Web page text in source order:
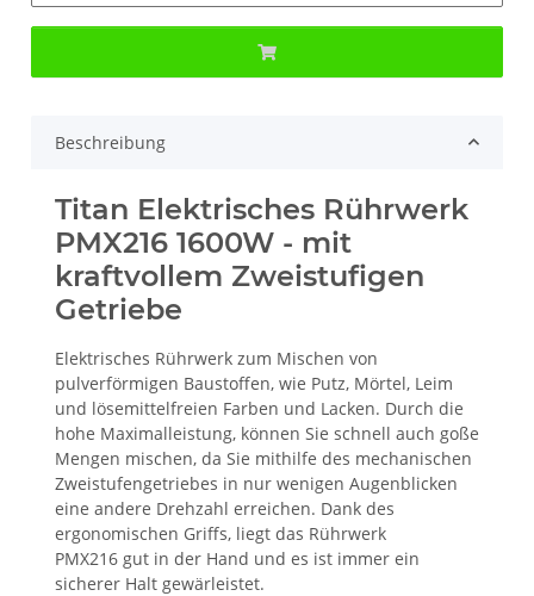
Beschreibung
Titan Elektrisches Rührwerk
PMX216 1600W - mit
kraftvollem Zweistufigen
Getriebe
Elektrisches Rührwerk zum Mischen von
pulverförmigen Baustoffen, wie Putz, Mörtel, Leim
und lösemittelfreien Farben und Lacken. Durch die
hohe Maximalleistung, können Sie schnell auch goße
Mengen mischen, da Sie mithilfe des mechanischen
Zweistufengetriebes in nur wenigen Augenblicken
eine andere Drehzahl erreichen. Dank des
ergonomischen Griffs, liegt das Rührwerk
PMX216 gut in der Hand und es ist immer ein
sicherer Halt gewärleistet.